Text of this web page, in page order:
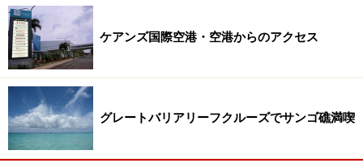
ケアンズ国際空港・空港からのアクセス
グレートバリアリーフクルーズでサンゴ礁満喫